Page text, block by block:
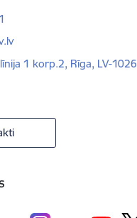
1 korp.2, Rīga, LV-1026